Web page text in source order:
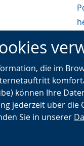
die im
können Ihre
jederzeit über
Sie in unserer